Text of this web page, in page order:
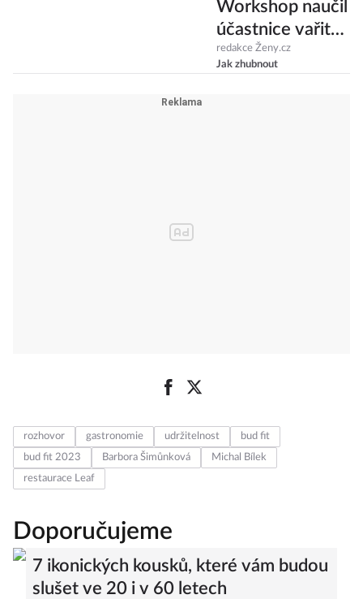
Workshop naučil
účastnice vařit
rychle a z
čerstvých
redakce Ženy.cz
Jak zhubnout
rozhovor gastronomie udržitelnost
bud fit
bud fit 2023
Barbora Šimůnková
Michal Bílek
restaurace Leaf
Doporučujeme
7 ikonických kousků, které vám budou
slušet ve 20 i v 60 letech